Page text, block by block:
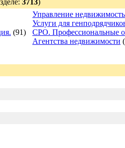
(91)
Управление
Услуги для
СРО. Профессиональные
Агентства недвижимости